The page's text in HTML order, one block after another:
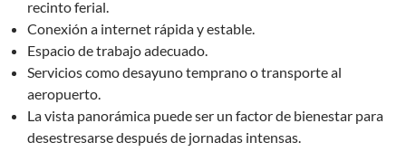
recinto ferial.
Conexión a internet rápida y estable.
Espacio de trabajo adecuado.
Servicios como desayuno temprano o transporte al
aeropuerto.
La vista panorámica puede ser un factor de bienestar para
desestresarse después de jornadas intensas.